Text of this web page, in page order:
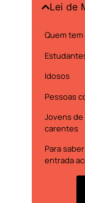
Lei de
Quem
Idosos
Pessoas
Jovens de
carentes
Para
entrada